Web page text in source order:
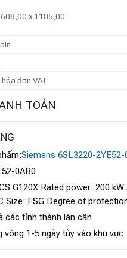
x 1185,00
hóa đơn VAT
TOÁN
Siemens 6SL3220-2YE52-
0AB0
G120X Rated power: 200
Size: FSG Degree of
các tỉnh thành lân cận
1-5 ngày tùy vào khu vực